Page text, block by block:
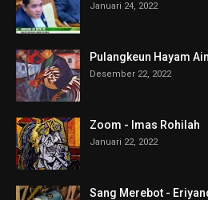
Januari 24, 2022
Pulangkeun Hayam
Desember 22, 2022
Zoom - Imas Rohilah
Januari 22, 2022
Sang Merebot -